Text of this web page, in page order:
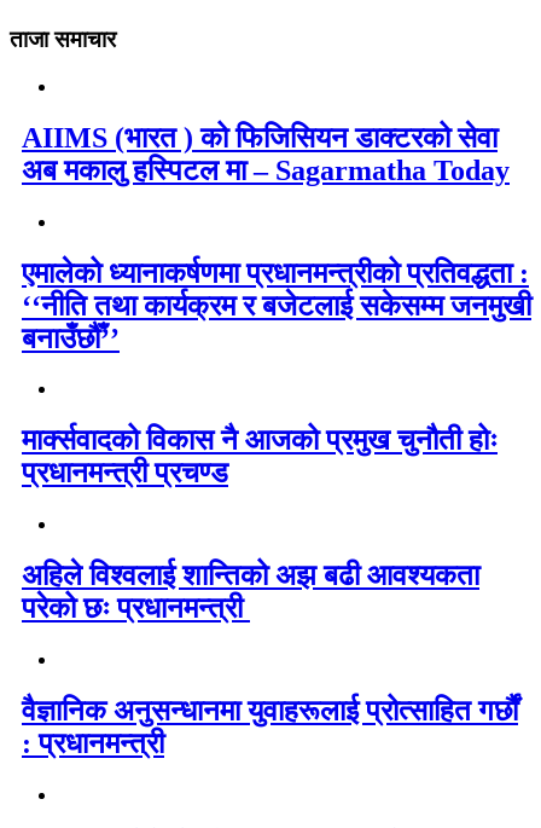
ताजा समाचार
AIIMS (भारत ) को फिजिसियन डाक्टरको सेवा
अब मकालु हस्पिटल मा – Sagarmatha Today
एमालेको ध्यानाकर्षणमा प्रधानमन्त्रीको प्रतिवद्धता :
‘‘नीति तथा कार्यक्रम र बजेटलाई सकेसम्म जनमुखी
बनाउँछौँ’’
मार्क्सवादको विकास नै आजको प्रमुख चुनौती होः
प्रधानमन्त्री प्रचण्ड
अहिले विश्वलाई शान्तिको अझ बढी आवश्यकता
परेको छः प्रधानमन्त्री
वैज्ञानिक अनुसन्धानमा युवाहरूलाई प्रोत्साहित गर्छौं
: प्रधानमन्त्री